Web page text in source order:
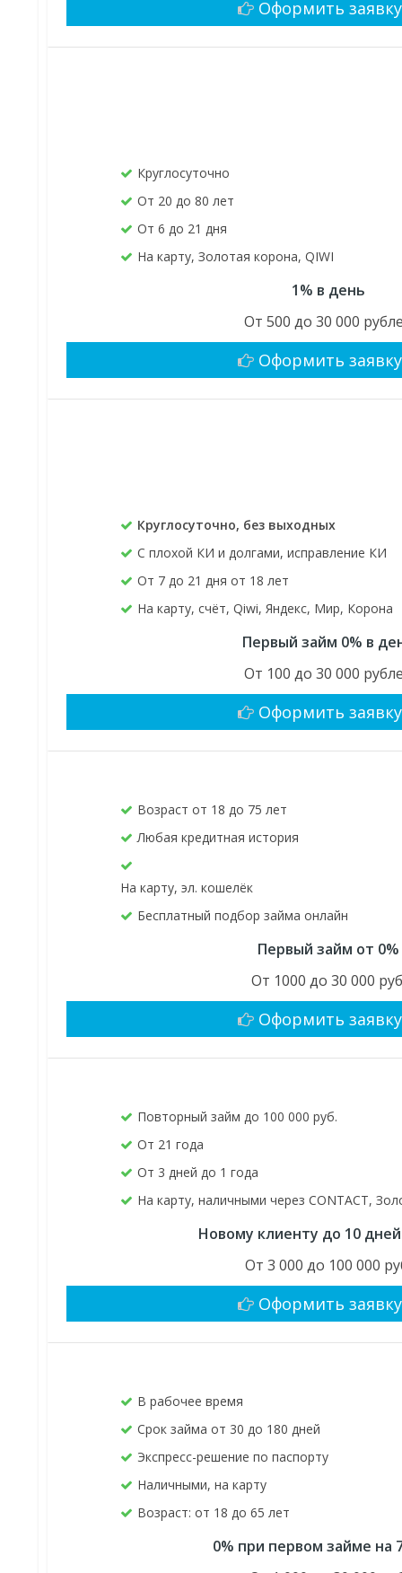
Оформить заявку
Круглосуточно
От 20 до 80 лет
От 6 до 21 дня
На карту, Золотая корона, QIWI
1% в день
От 500 до 30 000
Оформить заявку
Круглосуточно, без выходных
С плохой КИ и долгами, исправление КИ
От 7 до 21 дня от 18 лет
На карту, счёт, Qiwi, Яндекс, Мир, Корона
Первый займ 0% в
От 100 до 30 000
Оформить заявку
Возраст от 18 до 75 лет
Любая кредитная история
На карту, эл. кошелёк
Бесплатный подбор займа онлайн
Первый займ от 0%
От 1000 до 30 000
Оформить заявку
Повторный займ до 100 000 руб.
От 21 года
От 3 дней до 1 года
На карту, наличными через CONTACT,
Новому клиенту до 10
От 3 000 до 100 000
Оформить заявку
В рабочее время
Срок займа от 30 до 180 дней
Экспресс-решение по паспорту
Наличными, на карту
Возраст: от 18 до 65 лет
0% при первом займе на